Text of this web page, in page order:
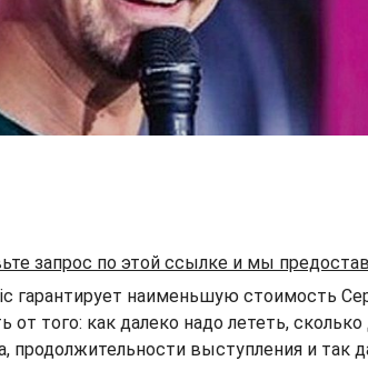
запрос по этой ссылке и мы
гарантирует наименьшую стоимость
от того: как далеко надо лететь,
продолжительности выступления и так